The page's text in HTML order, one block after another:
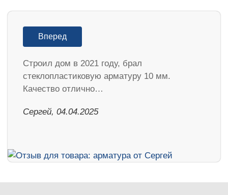
Вперед
Строил дом в 2021 году, брал
стеклопластиковую арматуру 10 мм.
Качество отлично…
Сергей, 04.04.2025